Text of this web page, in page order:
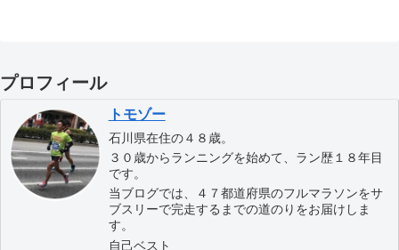
プロフィール
トモゾー
石川県在住の４８歳。
３０歳からランニングを始めて、ラン歴１８年目
です。
当ブログでは、４７都道府県のフルマラソンをサ
ブスリーで完走するまでの道のりをお届けしま
す。
自己ベスト